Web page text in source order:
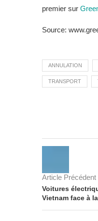
premier sur
Source:
ANNULATION
TRANSPORT
Article Précédent
Voitures
Vietnam face à